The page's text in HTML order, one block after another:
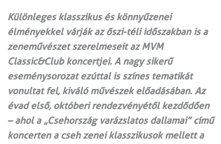
Különleges klasszikus és könnyűzenei
élményekkel várják az őszi-téli időszakban is a
zeneművészet szerelmeseit az MVM
Classic&Club koncertjei. A nagy sikerű
eseménysorozat ezúttal is színes tematikát
vonultat fel, kiváló művészek előadásában. Az
évad első, októberi rendezvényétől kezdődően
– ahol a „Csehország varázslatos dallamai” című
koncerten a cseh zenei klasszikusok mellett a